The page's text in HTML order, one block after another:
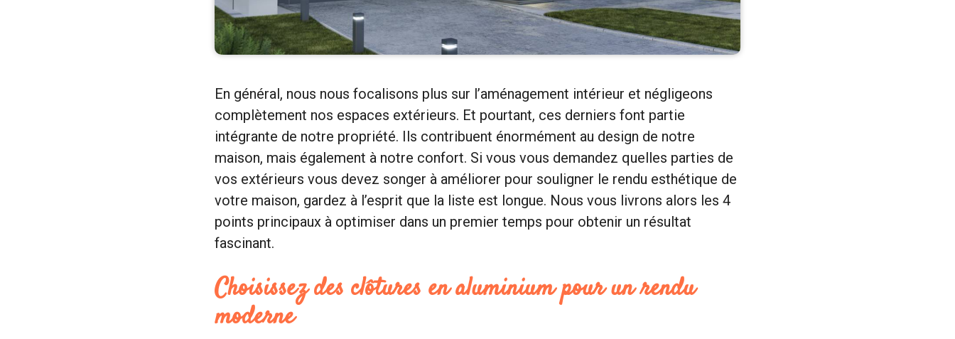
En général, nous nous focalisons plus sur l’aménagement intérieur et négligeons
complètement nos espaces extérieurs. Et pourtant, ces derniers font partie
intégrante de notre propriété. Ils contribuent énormément au design de notre
maison, mais également à notre confort. Si vous vous demandez quelles parties de
vos extérieurs vous devez songer à améliorer pour souligner le rendu esthétique de
votre maison, gardez à l’esprit que la liste est longue. Nous vous livrons alors les 4
points principaux à optimiser dans un premier temps pour obtenir un résultat
fascinant.
Choisissez des clôtures en aluminium pour un rendu
moderne